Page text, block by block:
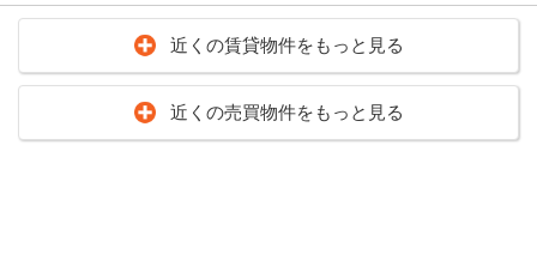
近くの賃貸物件をもっと見る
近くの売買物件をもっと見る